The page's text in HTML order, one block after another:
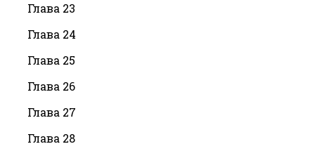
Глава 23
Глава 24
Глава 25
Глава 26
Глава 27
Глава 28